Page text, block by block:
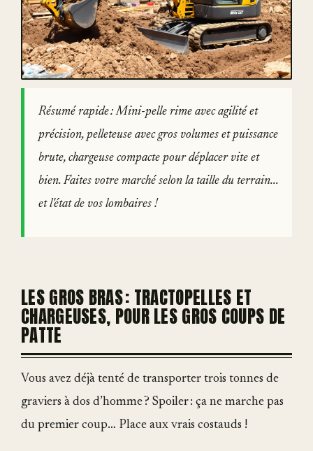
Résumé rapide : Mini-pelle rime avec agilité et
précision, pelleteuse avec gros volumes et puissance
brute, chargeuse compacte pour déplacer vite et
bien. Faites votre marché selon la taille du terrain...
et l'état de vos lombaires !
LES GROS BRAS : TRACTOPELLES ET
CHARGEUSES, POUR LES GROS COUPS DE
PATTE
Vous avez déjà tenté de transporter trois tonnes de
graviers à dos d’homme ? Spoiler : ça ne marche pas
du premier coup… Place aux vrais costauds !